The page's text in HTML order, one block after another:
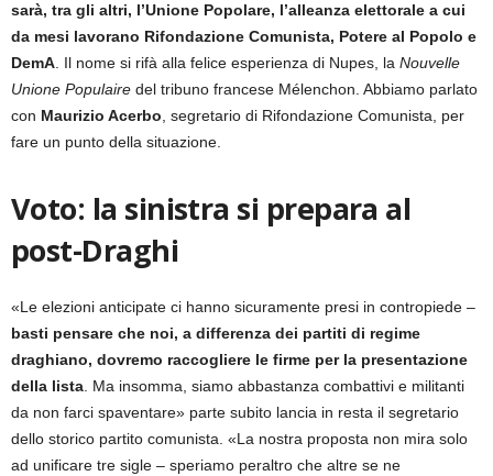
sarà, tra gli altri, l’Unione Popolare, l’alleanza elettorale a cui
da mesi lavorano Rifondazione Comunista, Potere al Popolo e
DemA. Il nome si rifà alla felice esperienza di Nupes, la Nouvelle
Unione Populaire del tribuno francese Mélenchon. Abbiamo parlato
con Maurizio Acerbo, segretario di Rifondazione Comunista, per
fare un punto della situazione.
Voto: la sinistra si prepara al
post-Draghi
«Le elezioni anticipate ci hanno sicuramente presi in contropiede –
basti pensare che noi, a differenza dei partiti di regime
draghiano, dovremo raccogliere le firme per la presentazione
della lista. Ma insomma, siamo abbastanza combattivi e militanti
da non farci spaventare» parte subito lancia in resta il segretario
dello storico partito comunista. «La nostra proposta non mira solo
ad unificare tre sigle – speriamo peraltro che altre se ne